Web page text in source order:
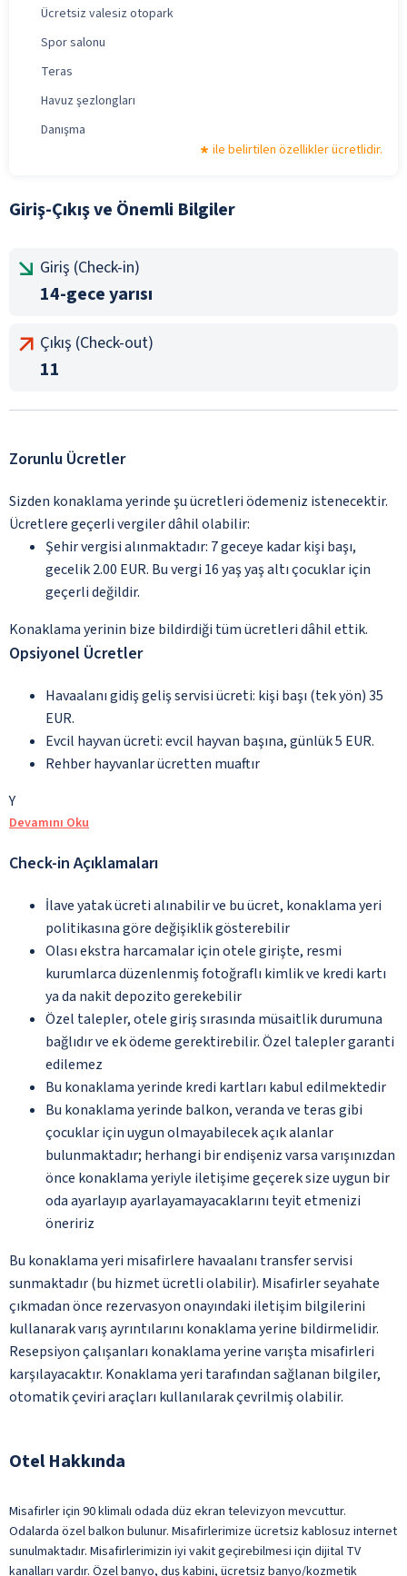
Ücretsiz valesiz otopark
Spor salonu
Teras
Havuz şezlongları
Danışma
ile belirtilen özellikler ücretlidir.
Giriş-Çıkış ve Önemli Bilgiler
Giriş (Check-in)
14-gece yarısı
Çıkış (Check-out)
11
Zorunlu Ücretler
Sizden konaklama yerinde şu ücretleri ödemeniz istenecektir.
Ücretlere geçerli vergiler dâhil olabilir:
Şehir vergisi alınmaktadır: 7 geceye kadar kişi başı,
gecelik 2.00 EUR. Bu vergi 16 yaş yaş altı çocuklar için
geçerli değildir.
Konaklama yerinin bize bildirdiği tüm ücretleri dâhil ettik.
Opsiyonel Ücretler
Havaalanı gidiş geliş servisi ücreti: kişi başı (tek yön) 35
EUR.
Evcil hayvan ücreti: evcil hayvan başına, günlük 5 EUR.
Rehber hayvanlar ücretten muaftır
Y
Devamını Oku
Check-in Açıklamaları
İlave yatak ücreti alınabilir ve bu ücret, konaklama yeri
politikasına göre değişiklik gösterebilir
Olası ekstra harcamalar için otele girişte, resmi
kurumlarca düzenlenmiş fotoğraflı kimlik ve kredi kartı
ya da nakit depozito gerekebilir
Özel talepler, otele giriş sırasında müsaitlik durumuna
bağlıdır ve ek ödeme gerektirebilir. Özel talepler garanti
edilemez
Bu konaklama yerinde kredi kartları kabul edilmektedir
Bu konaklama yerinde balkon, veranda ve teras gibi
çocuklar için uygun olmayabilecek açık alanlar
bulunmaktadır; herhangi bir endişeniz varsa varışınızdan
önce konaklama yeriyle iletişime geçerek size uygun bir
oda ayarlayıp ayarlayamayacaklarını teyit etmenizi
öneririz
Bu konaklama yeri misafirlere havaalanı transfer servisi
sunmaktadır (bu hizmet ücretli olabilir). Misafirler seyahate
çıkmadan önce rezervasyon onayındaki iletişim bilgilerini
kullanarak varış ayrıntılarını konaklama yerine bildirmelidir.
Resepsiyon çalışanları konaklama yerine varışta misafirleri
karşılayacaktır. Konaklama yeri tarafından sağlanan bilgiler,
otomatik çeviri araçları kullanılarak çevrilmiş olabilir.
Otel Hakkında
Misafirler için 90 klimalı odada düz ekran televizyon mevcuttur.
Odalarda özel balkon bulunur. Misafirlerimize ücretsiz kablosuz internet
sunulmaktadır. Misafirlerimizin iyi vakit geçirebilmesi için dijital TV
kanalları vardır. Özel banyo, duş kabini, ücretsiz banyo/kozmetik